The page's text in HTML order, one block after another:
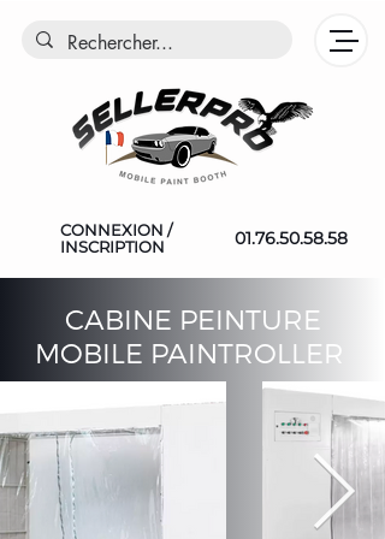
CONNEXION /
INSCRIPTION
01.76.50.58.58
CABINE PEINTURE
MOBILE PAINTROLLER